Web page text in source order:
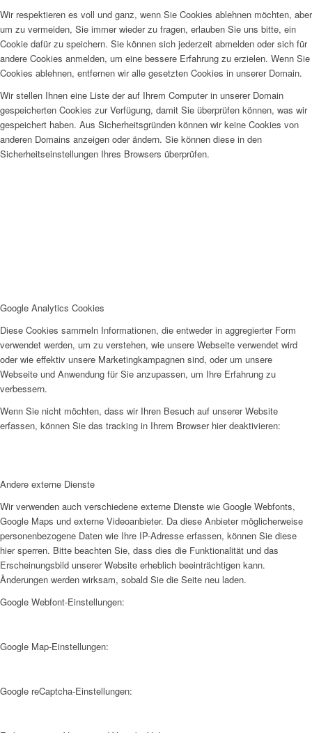
Wir respektieren es voll und ganz, wenn Sie Cookies ablehnen möchten, aber
um zu vermeiden, Sie immer wieder zu fragen, erlauben Sie uns bitte, ein
Cookie dafür zu speichern. Sie können sich jederzeit abmelden oder sich für
andere Cookies anmelden, um eine bessere Erfahrung zu erzielen. Wenn Sie
Cookies ablehnen, entfernen wir alle gesetzten Cookies in unserer Domain.
Wir stellen Ihnen eine Liste der auf Ihrem Computer in unserer Domain
gespeicherten Cookies zur Verfügung, damit Sie überprüfen können, was wir
gespeichert haben. Aus Sicherheitsgründen können wir keine Cookies von
anderen Domains anzeigen oder ändern. Sie können diese in den
Sicherheitseinstellungen Ihres Browsers überprüfen.
Google Analytics Cookies
Diese Cookies sammeln Informationen, die entweder in aggregierter Form
verwendet werden, um zu verstehen, wie unsere Webseite verwendet wird
oder wie effektiv unsere Marketingkampagnen sind, oder um unsere
Webseite und Anwendung für Sie anzupassen, um Ihre Erfahrung zu
verbessern.
Wenn Sie nicht möchten, dass wir Ihren Besuch auf unserer Website
erfassen, können Sie das tracking in Ihrem Browser hier deaktivieren:
Andere externe Dienste
Wir verwenden auch verschiedene externe Dienste wie Google Webfonts,
Google Maps und externe Videoanbieter. Da diese Anbieter möglicherweise
personenbezogene Daten wie Ihre IP-Adresse erfassen, können Sie diese
hier sperren. Bitte beachten Sie, dass dies die Funktionalität und das
Erscheinungsbild unserer Website erheblich beeinträchtigen kann.
Änderungen werden wirksam, sobald Sie die Seite neu laden.
Google Webfont-Einstellungen:
Google Map-Einstellungen:
Google reCaptcha-Einstellungen: